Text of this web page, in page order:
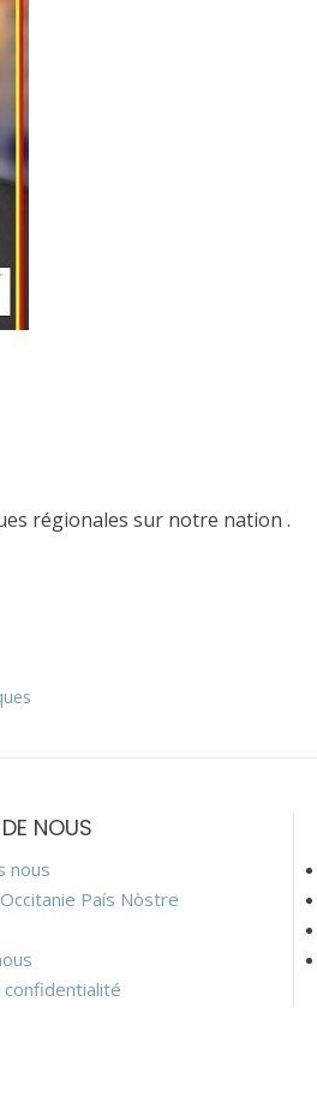
régionales sur notre nation .
NOUS
nous
País Nòstre